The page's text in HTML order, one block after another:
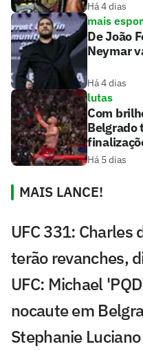
Há 4 dias
mais
De João
Neymar
Há 4 dias
lutas
Com
Belgrado
Há 5 dias
MAIS LANCE!
UFC 331: Charles
terão revanches,
UFC: Michael
nocaute em
Stephanie